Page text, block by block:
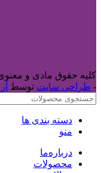
کلیه حقوق مادی و
- طراحی سایت توسط
دسته بندی ها
منو
درباره‌ما
محصولات